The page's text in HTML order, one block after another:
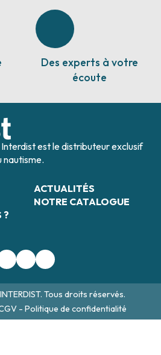
Des experts à votre
écoute
est le distributeur exclusif
nautisme.
?
ACTUALITÉS
NOTRE CATALOGUE
Tous droits réservés.
- Politique de confidentialité